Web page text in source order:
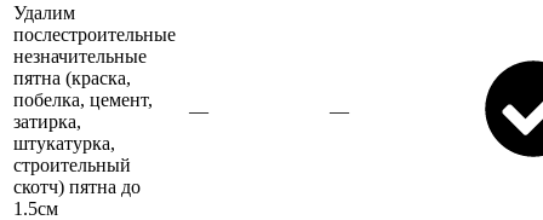
Удалим
послестроительные
незначительные
пятна (краска,
побелка, цемент,
затирка,
штукатурка,
строительный
скотч) пятна до
1.5см
— —